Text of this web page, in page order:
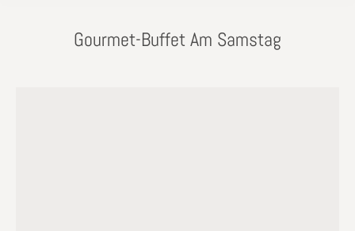
Gourmet-Buffet Am Samstag